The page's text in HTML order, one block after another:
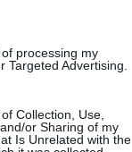
processing my
Targeted Advertising.
Collection, Use,
or Sharing of my
Is Unrelated with the
NASA)
(Fotó: NASA)